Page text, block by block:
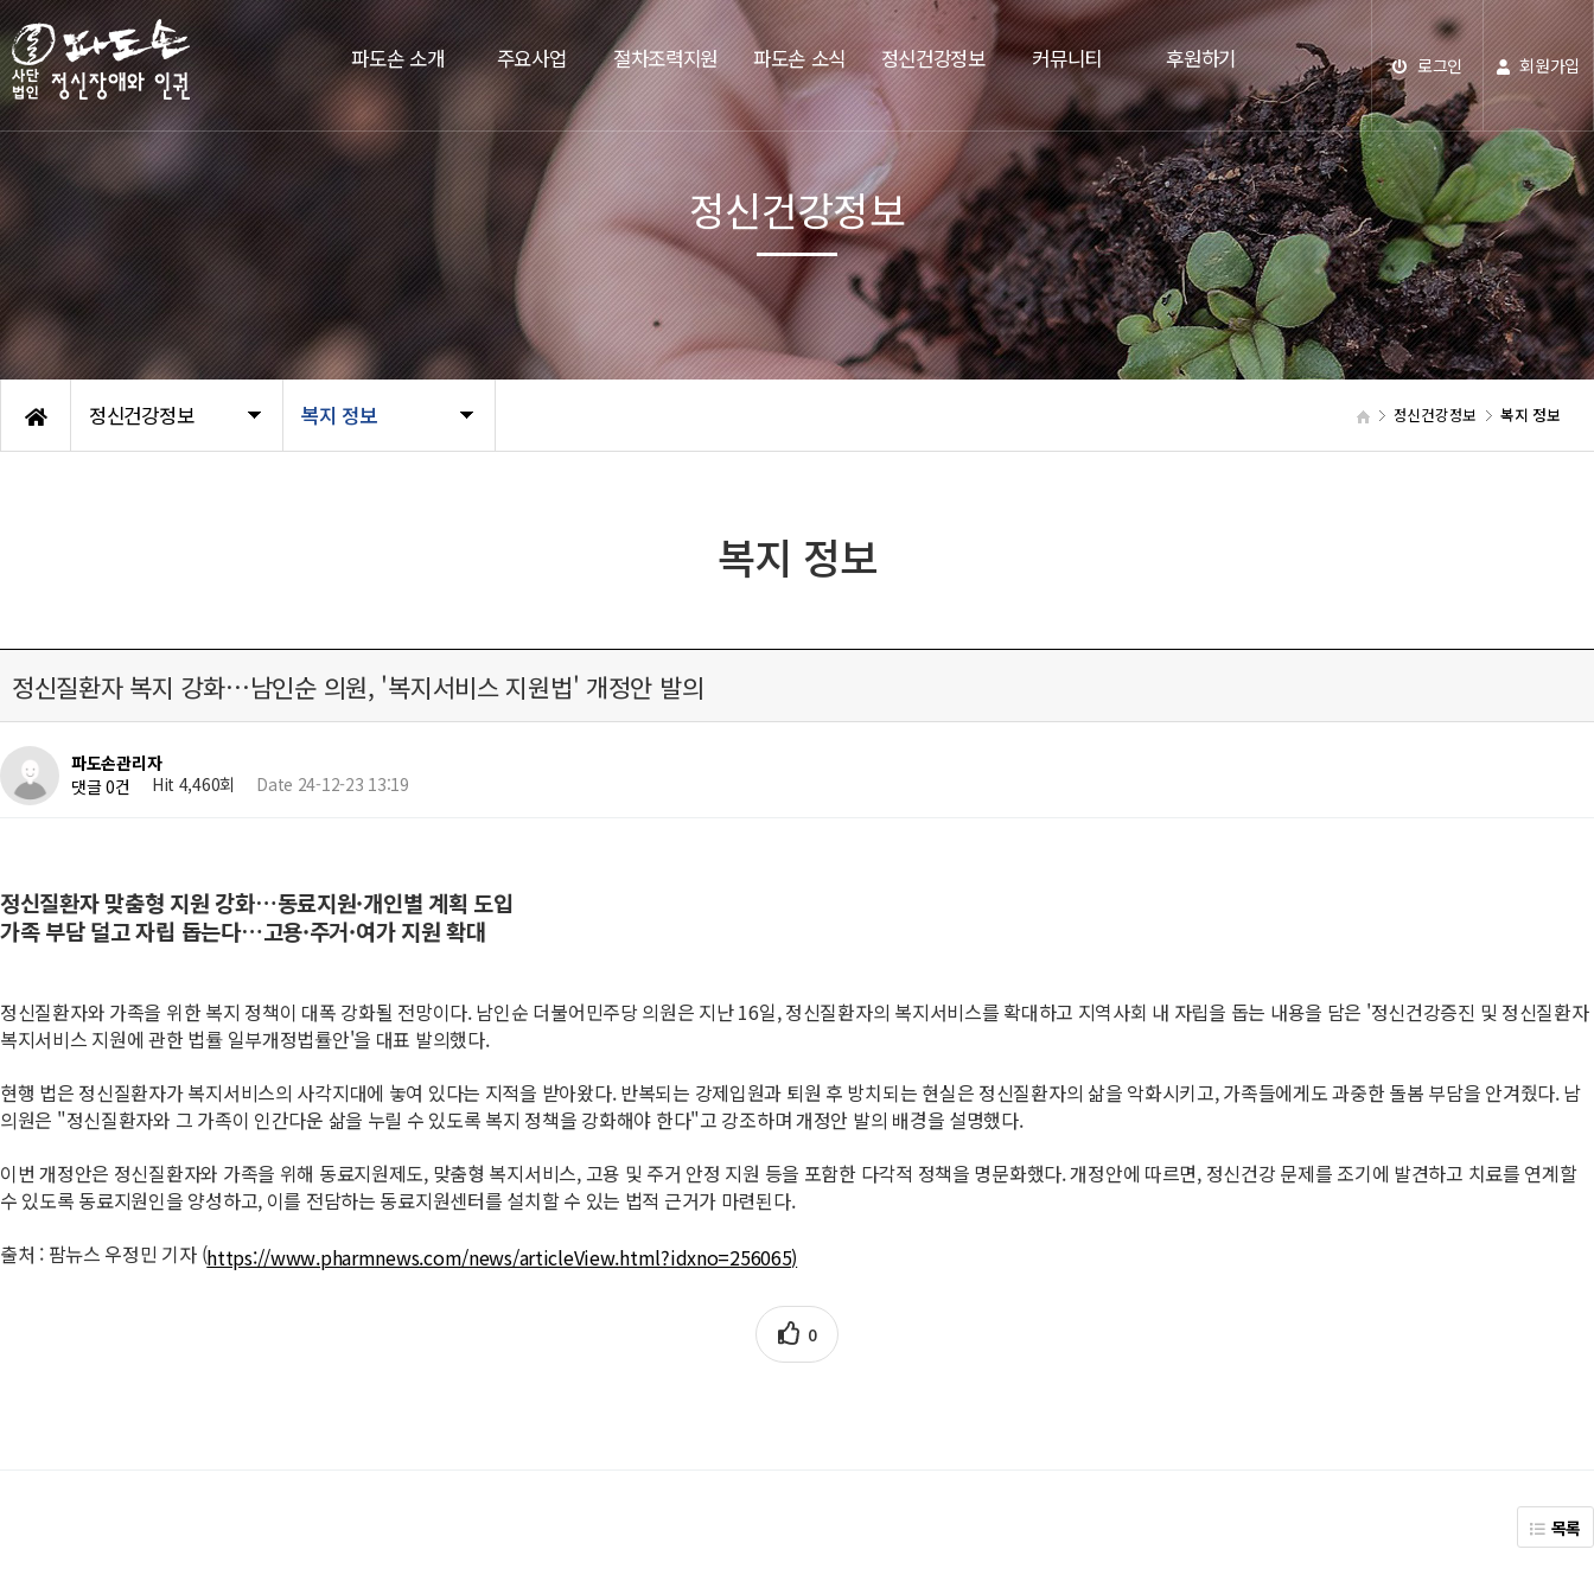
파도손 소개 주요사업 절차조력지원 파도손 소식 정신건강정보 커뮤니티 후원하기 로그인 회원가입
정신건강정보 복지 정보 정신건강정보 복지 정보
정신건강정보
복지 정보
정신질환자 복지 강화…남인순 의원, '복지서비스 지원법' 개정안 발의
파도손관리자
댓글 0건
Hit 4,460회 Date 24-12-23 13:19
정신질환자 맞춤형 지원 강화…동료지원·개인별 계획 도입
가족 부담 덜고 자립 돕는다…고용·주거·여가 지원 확대
정신질환자와 가족을 위한 복지 정책이 대폭 강화될 전망이다. 남인순 더불어민주당 의원은 지난 16일, 정신질환자의 복지서비스를 확대하고 지역사회 내 자립을 돕는 내용을 담은 '정신건강증진 및 정신질환자
복지서비스 지원에 관한 법률 일부개정법률안'을 대표 발의했다.
현행 법은 정신질환자가 복지서비스의 사각지대에 놓여 있다는 지적을 받아왔다. 반복되는 강제입원과 퇴원 후 방치되는 현실은 정신질환자의 삶을 악화시키고, 가족들에게도 과중한 돌봄 부담을 안겨줬다. 남
의원은 "정신질환자와 그 가족이 인간다운 삶을 누릴 수 있도록 복지 정책을 강화해야 한다"고 강조하며 개정안 발의 배경을 설명했다.
이번 개정안은 정신질환자와 가족을 위해 동료지원제도, 맞춤형 복지서비스, 고용 및 주거 안정 지원 등을 포함한 다각적 정책을 명문화했다. 개정안에 따르면, 정신건강 문제를 조기에 발견하고 치료를 연계할
수 있도록 동료지원인을 양성하고, 이를 전담하는 동료지원센터를 설치할 수 있는 법적 근거가 마련된다.
출처 : 팜뉴스 우정민 기자 (https://www.pharmnews.com/news/articleView.html?idxno=256065)
0
목록